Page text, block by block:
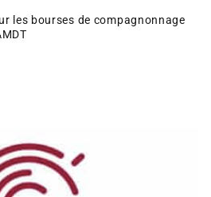
les bourses de compagnonnage